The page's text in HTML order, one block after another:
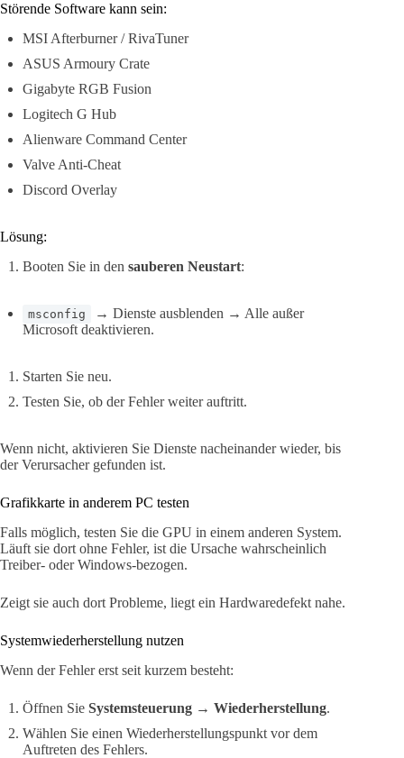
Störende Software kann sein:
MSI Afterburner / RivaTuner
ASUS Armoury Crate
Gigabyte RGB Fusion
Logitech G Hub
Alienware Command Center
Valve Anti-Cheat
Discord Overlay
Lösung:
Booten Sie in den sauberen Neustart:
msconfig
→ Dienste ausblenden → Alle außer
Microsoft deaktivieren.
Starten Sie neu.
Testen Sie, ob der Fehler weiter auftritt.
Wenn nicht, aktivieren Sie Dienste nacheinander wieder, bis
der Verursacher gefunden ist.
Grafikkarte in anderem PC testen
Falls möglich, testen Sie die GPU in einem anderen System.
Läuft sie dort ohne Fehler, ist die Ursache wahrscheinlich
Treiber- oder Windows-bezogen.
Zeigt sie auch dort Probleme, liegt ein Hardwaredefekt nahe.
Systemwiederherstellung nutzen
Wenn der Fehler erst seit kurzem besteht:
Öffnen Sie Systemsteuerung → Wiederherstellung.
Wählen Sie einen Wiederherstellungspunkt vor dem
Auftreten des Fehlers.